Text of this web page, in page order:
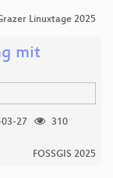
Linuxtage 2025
mit
27
310
FOSSGIS 2025